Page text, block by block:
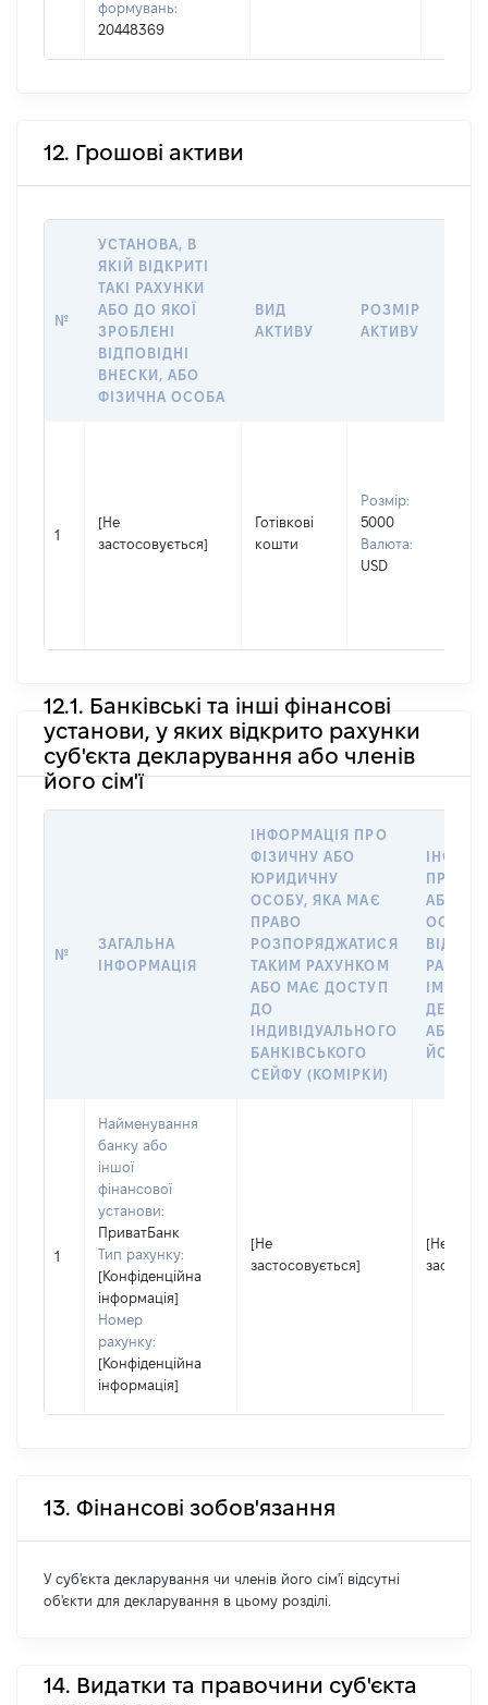
формувань:
20448369
12. Грошові активи
№
УСТАНОВА, В
ЯКІЙ ВІДКРИТІ
ТАКІ РАХУНКИ
АБО ДО ЯКОЇ
ЗРОБЛЕНІ
ВІДПОВІДНІ
ВНЕСКИ, АБО
ФІЗИЧНА ОСОБА
ВИД
АКТИВУ
РОЗМІР
АКТИВУ
1
[Не
застосовується]
Готівкові
кошти
Розмір:
5000
Валюта:
USD
12.1. Банківські та інші фінансові
установи, у яких відкрито рахунки
суб'єкта декларування або членів
його сім'ї
№
ЗАГАЛЬНА
ІНФОРМАЦІЯ
ІНФОРМАЦІЯ ПРО
ФІЗИЧНУ АБО
ЮРИДИЧНУ
ОСОБУ, ЯКА МАЄ
ПРАВО
РОЗПОРЯДЖАТИСЯ
ТАКИМ РАХУНКОМ
АБО МАЄ ДОСТУП
ДО
ІНДИВІДУАЛЬНОГО
БАНКІВСЬКОГО
СЕЙФУ (КОМІРКИ)
ПРО
АБО
ОСОБУ,
ІМ’Я
АБО
ЙОГО
1
Найменування
банку або
іншої
фінансової
установи:
ПриватБанк
Тип рахунку:
[Конфіденційна
інформація]
Номер
рахунку:
[Конфіденційна
інформація]
[Не
застосовується]
[Не
13. Фінансові зобов'язання
У суб'єкта декларування чи членів його сім'ї відсутні
об'єкти для декларування в цьому розділі.
14. Видатки та правочини суб'єкта